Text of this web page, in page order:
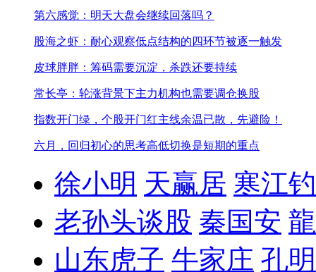
第六感觉：明天大盘会继续回落吗？
股海之虾：耐心观察低点结构的四环节被逐一触发
皮球胖胖：筹码需要沉淀，杀跌还要持续
常长亭：轮涨背景下主力机构也需要调仓换股
指数开门绿，个股开门红主线余温已散，先避险！
六月，回归初心的思考高低切换是短期的重点
徐小明 天赢居 寒江
老孙头谈股 秦国安
山东虎子 牛家庄 孔